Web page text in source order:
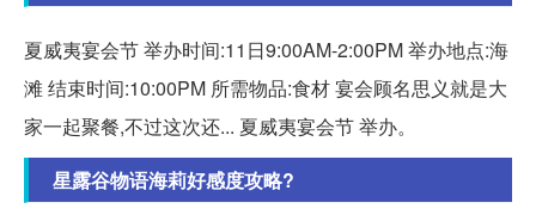
夏威夷宴会节 举办时间:11日9:00AM-2:00PM 举办地点:海
滩 结束时间:10:00PM 所需物品:食材 宴会顾名思义就是大
家一起聚餐,不过这次还... 夏威夷宴会节 举办。
星露谷物语海莉好感度攻略?